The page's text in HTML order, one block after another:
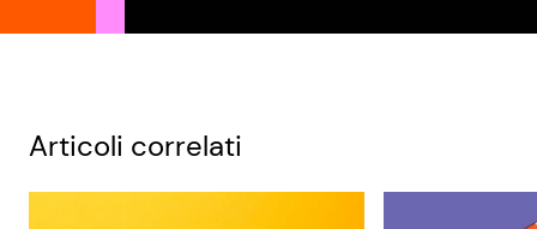
Articoli correlati